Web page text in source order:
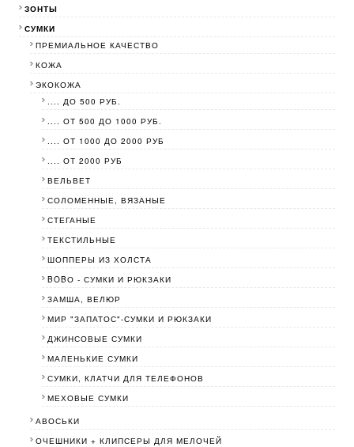
ЗОНТЫ
СУМКИ
ПРЕМИАЛЬНОЕ КАЧЕСТВО
КОЖА
ЭКОКОЖА
.... ДО 500 РУБ.
.... ОТ 500 ДО 1000 РУБ.
.... ОТ 1000 ДО 2000 РУБ
.... ОТ 2000 РУБ
ВЕЛЬВЕТ
СОЛОМЕННЫЕ, ВЯЗАНЫЕ
СТЕГАНЫЕ
ТЕКСТИЛЬНЫЕ
ШОППЕРЫ ИЗ ХОЛСТА
BOBО - СУМКИ И РЮКЗАКИ
ЗАМША, ВЕЛЮР
МИР "ЗАПАТОС"-СУМКИ И РЮКЗАКИ
ДЖИНСОВЫЕ СУМКИ
МАЛЕНЬКИЕ СУМКИ
СУМКИ, КЛАТЧИ ДЛЯ ТЕЛЕФОНОВ
МЕХОВЫЕ СУМКИ
АВОСЬКИ
ОЧЕШНИКИ + КЛИПСЕРЫ ДЛЯ МЕЛОЧЕЙ